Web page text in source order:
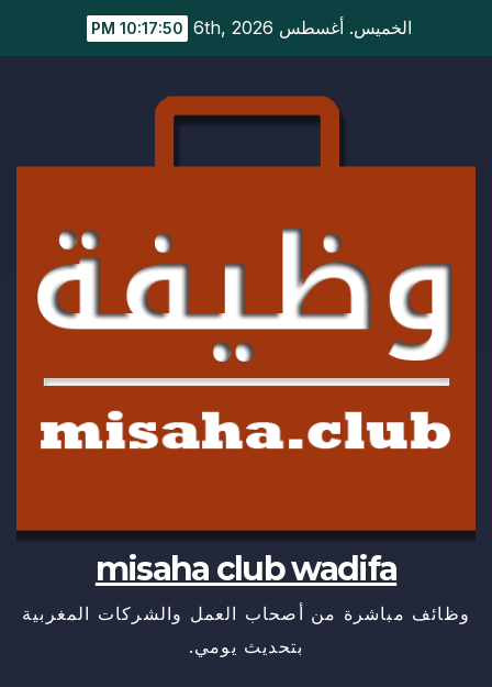
الخميس. أغسطس 6th, 2026 10:17:51 PM
misaha club wadifa
وظائف مباشرة من أصحاب العمل والشركات المغربية
بتحديث يومي.